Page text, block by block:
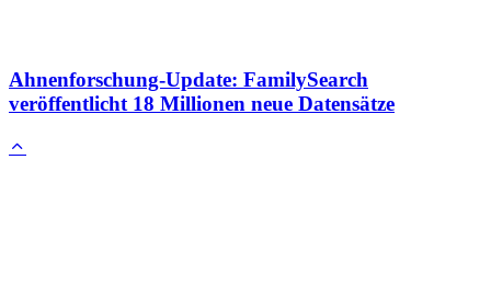
Ahnenforschung-Update: FamilySearch
veröffentlicht 18 Millionen neue Datensätze